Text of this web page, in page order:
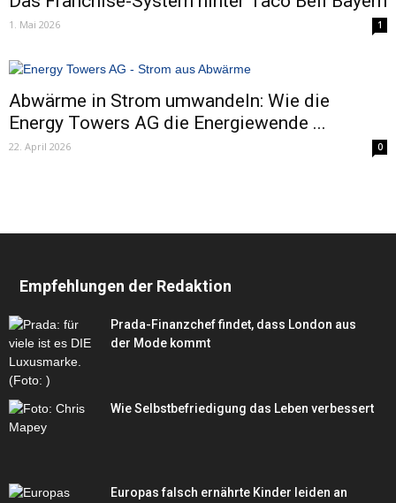
1. Mai 2026 1
Abwärme in Strom umwandeln: Wie die
Energy Towers AG die Energiewende ...
22. April 2026 0
Empfehlungen der Redaktion
Prada-Finanzchef findet, dass London aus
der Mode kommt
Wie Selbstbefriedigung das Leben verbessert
Europas falsch ernährte Kinder leiden an